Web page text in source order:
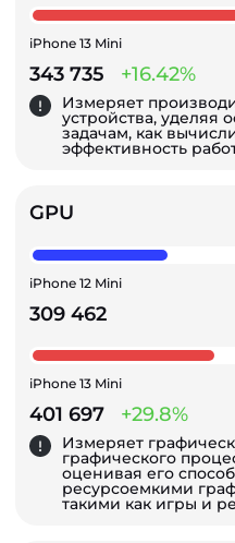
iPhone 13 Mini
343 735 +16.42%
Измеряет
устройства, уделяя
задачам, как
эффективность
GPU
iPhone 12 Mini
309 462
iPhone 13 Mini
401 697 +29.8%
Измеряет
графического
оценивая его
ресурсоемкими
такими как игры и